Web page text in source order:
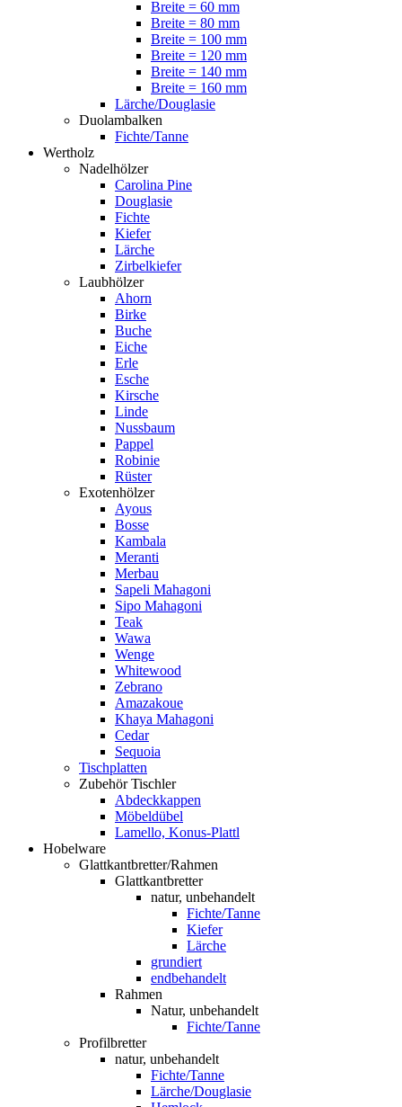
Breite = 60 mm
Breite = 80 mm
Breite = 100 mm
Breite = 120 mm
Breite = 140 mm
Breite = 160 mm
Lärche/Douglasie
Duolambalken
Fichte/Tanne
Wertholz
Nadelhölzer
Carolina Pine
Douglasie
Fichte
Kiefer
Lärche
Zirbelkiefer
Laubhölzer
Ahorn
Birke
Buche
Eiche
Erle
Esche
Kirsche
Linde
Nussbaum
Pappel
Robinie
Rüster
Exotenhölzer
Ayous
Bosse
Kambala
Meranti
Merbau
Sapeli Mahagoni
Sipo Mahagoni
Teak
Wawa
Wenge
Whitewood
Zebrano
Amazakoue
Khaya Mahagoni
Cedar
Sequoia
Tischplatten
Zubehör Tischler
Abdeckkappen
Möbeldübel
Lamello, Konus-Plattl
Hobelware
Glattkantbretter/Rahmen
Glattkantbretter
natur, unbehandelt
Fichte/Tanne
Kiefer
Lärche
grundiert
endbehandelt
Rahmen
Natur, unbehandelt
Fichte/Tanne
Profilbretter
natur, unbehandelt
Fichte/Tanne
Lärche/Douglasie